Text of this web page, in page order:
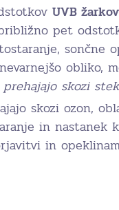
UVB žarkov
pet
sončne
obliko,
skozi
skozi ozon,
in nastanek
in